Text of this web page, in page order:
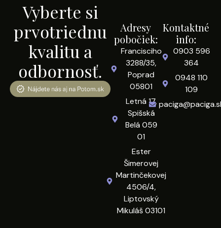
Vyberte si
prvotriednu
kvalitu a
odbornosť.
Adresy
pobočiek:
Francisciho
3288/35,
Poprad
05801
Letná 17,
Spišská
Belá 059
01
Ester
Šimerovej
Martinčekovej
4506/4,
Liptovský
Mikuláš 03101
Kontaktné
info:
0903 596
364
0948 110
109